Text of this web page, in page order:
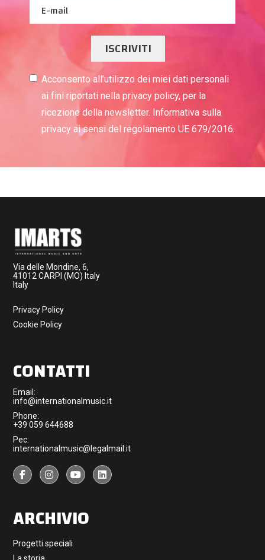
ISCRIVITI
Acconsento all’utilizzo dei miei dati personali
ai fini riportati nella privacy policy, per la
ricezione della newsletter. Informativa sulla
privacy ai sensi del regolamento UE 679/2016.
Via delle Mondine, 6,
41012 CARPI (MO) Italy
Italy
Privacy Policy
Cookie Policy
CONTATTI
Email:
info@internationalmusic.it
Phone:
+39 059 644688
Pec:
internationalmusic@legalmail.it
ARCHIVIO
Progetti speciali
La storia